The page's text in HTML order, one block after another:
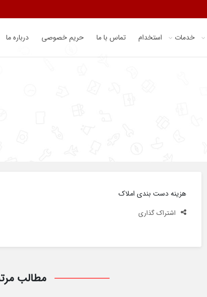
خدمات استخدام تماس با ما حریم خصوصی درباره ما
هزینه دست بندی املاک
اشتراک گذاری
مطالب